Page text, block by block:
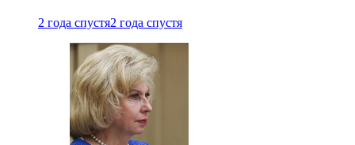
2 года спустя2 года спустя